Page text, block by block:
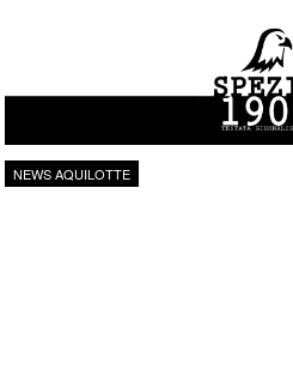
Vai al contenuto
NEWS AQUILOTTE